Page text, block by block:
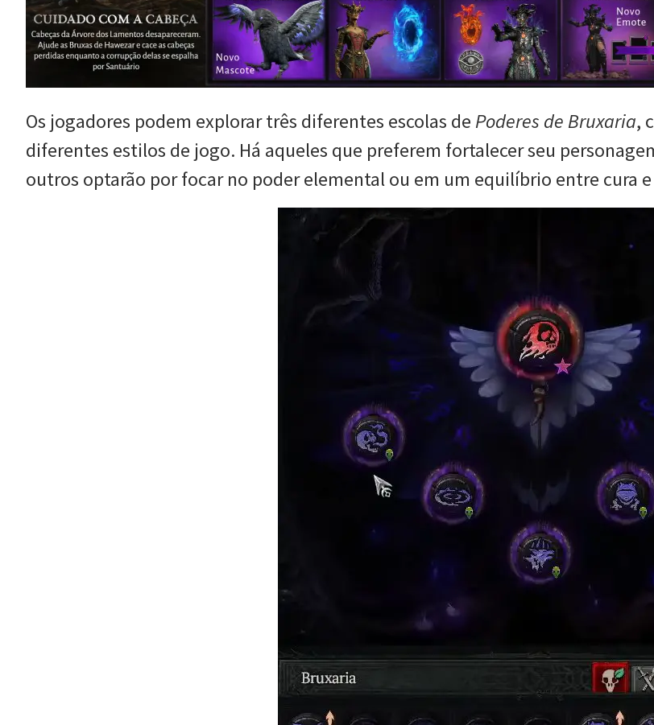
Os jogadores podem explorar três diferentes escolas de Poderes de Bruxaria,
diferentes estilos de jogo. Há aqueles que preferem fortalecer seu
outros optarão por focar no poder elemental ou em um equilíbrio entre cura